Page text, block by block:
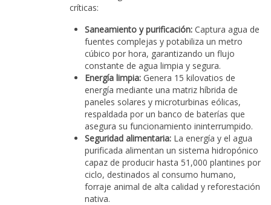
críticas:
Saneamiento y purificación: Captura agua de
fuentes complejas y potabiliza un metro
cúbico por hora, garantizando un flujo
constante de agua limpia y segura.
Energía limpia: Genera 15 kilovatios de
energía mediante una matriz híbrida de
paneles solares y microturbinas eólicas,
respaldada por un banco de baterías que
asegura su funcionamiento ininterrumpido.
Seguridad alimentaria: La energía y el agua
purificada alimentan un sistema hidropónico
capaz de producir hasta 51,000 plantines por
ciclo, destinados al consumo humano,
forraje animal de alta calidad y reforestación
nativa.